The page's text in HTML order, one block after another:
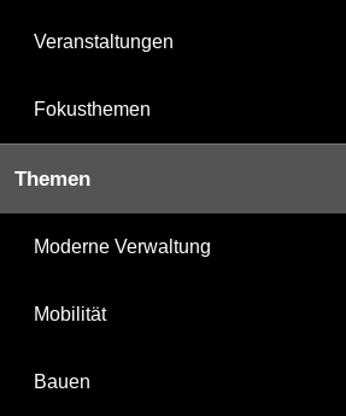
Veranstaltungen
Fokusthemen
Themen
Moderne Verwaltung
Mobilität
Bauen